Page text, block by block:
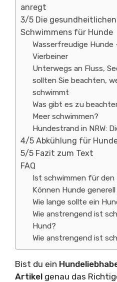
anregt
3/5 Die
Schwimmens für Hunde
Wasserfreudige Hunde
Vierbeiner
Unterwegs an Fluss,
sollten Sie beachten,
schwimmt
Was gibt es zu
Meer schwimmen?
Hundestrand in NRW:
4/5 Abkühlung für
5/5 Fazit zum Text
FAQ
Ist schwimmen für den
Können Hunde
Wie lange sollte ein
Wie anstrengend ist
Hund?
Wie anstrengend ist
Bist du ein
Artikel genau das